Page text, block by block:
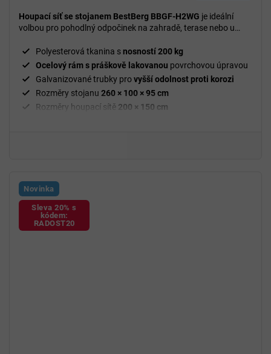
5,0
z
hvězdiček.
Houpací síť se stojanem BestBerg BBGF-H2WG je ideální
volbou pro pohodlný odpočinek na zahradě, terase nebo u
Polyesterová tkanina snosností 200 kg
Ocelový rám s práškově lakovanou povrchovou úpravou
Galvanizované trubky provyšší odolnost proti korozi
Rozměry stojanu 260 × 100 × 95 cm
Rozměry houpací sítě 200 × 150 cm
Novinka
Sleva 20% s
kódem:
RADOST20